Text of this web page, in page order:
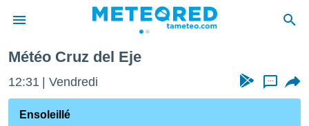
de
Météo Cruz del Eje
12:31 Vendredi ...
Ensoleillé